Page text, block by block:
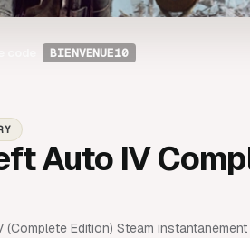
BIENVENUE10
Auto IV
(Complete Edition) Steam